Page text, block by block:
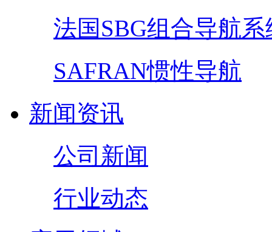
法国SBG组合导航系
SAFRAN惯性导航
新闻资讯
公司新闻
行业动态